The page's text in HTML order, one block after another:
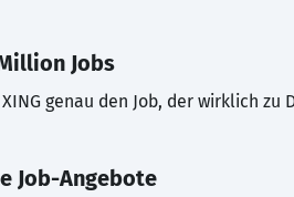
Jobs
genau den Job, der wirklich zu
Job-Angebote